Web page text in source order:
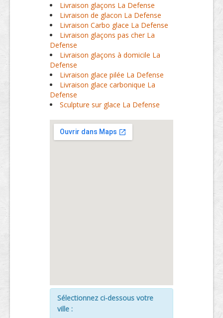
Livraison glaçons La Defense
Livraison de glacon La Defense
Livraison Carbo glace La Defense
Livraison glaçons pas cher La
Defense
Livraison glaçons à domicile La
Defense
Livraison glace pilée La Defense
Livraison glace carbonique La
Defense
Sculpture sur glace La Defense
Sélectionnez ci-dessous votre
ville :